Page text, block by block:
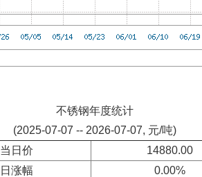
不锈钢年度统计
(2025-07-07 -- 2026-07-07, 元/吨)
当日价
14880.00
日涨幅
0.00%